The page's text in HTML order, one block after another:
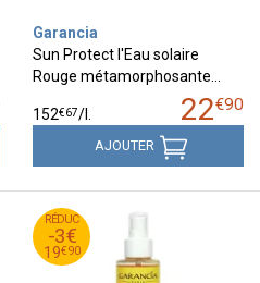
Garancia
Sun Protect l'Eau solaire
Rouge métamorphosante…
22€90
152€67/
AJOUTER
RÉDUC
-3€
19€90
22
€
90
19
€
90